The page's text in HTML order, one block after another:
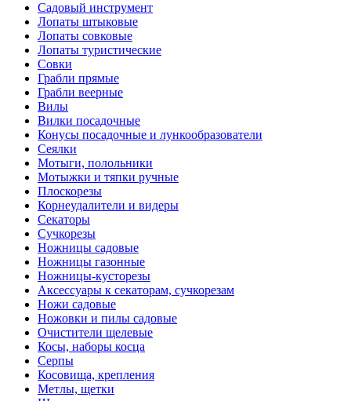
Садовый инструмент
Лопаты штыковые
Лопаты совковые
Лопаты туристические
Совки
Грабли прямые
Грабли веерные
Вилы
Вилки посадочные
Конусы посадочные и лункообразователи
Сеялки
Мотыги, полольники
Мотыжки и тяпки ручные
Плоскорезы
Корнеудалители и видеры
Секаторы
Сучкорезы
Ножницы садовые
Ножницы газонные
Ножницы-кусторезы
Аксессуары к секаторам, сучкорезам
Ножи садовые
Ножовки и пилы садовые
Очистители щелевые
Косы, наборы косца
Серпы
Косовища, крепления
Метлы, щетки